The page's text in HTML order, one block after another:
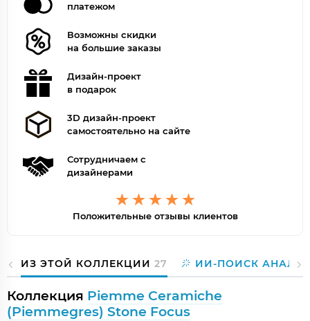
платежом
Возможны скидки
на большие заказы
Дизайн-проект
в подарок
3D дизайн-проект
самостоятельно на сайте
Сотрудничаем с
дизайнерами
Положительные отзывы клиентов
ИЗ ЭТОЙ КОЛЛЕКЦИИ 27 ИИ-ПОИСК
Коллекция Piemme Ceramiche
(Piemmegres) Stone Focus